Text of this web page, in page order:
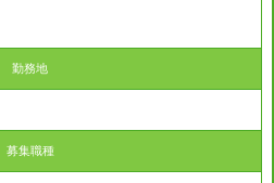
勤務地
募集職種